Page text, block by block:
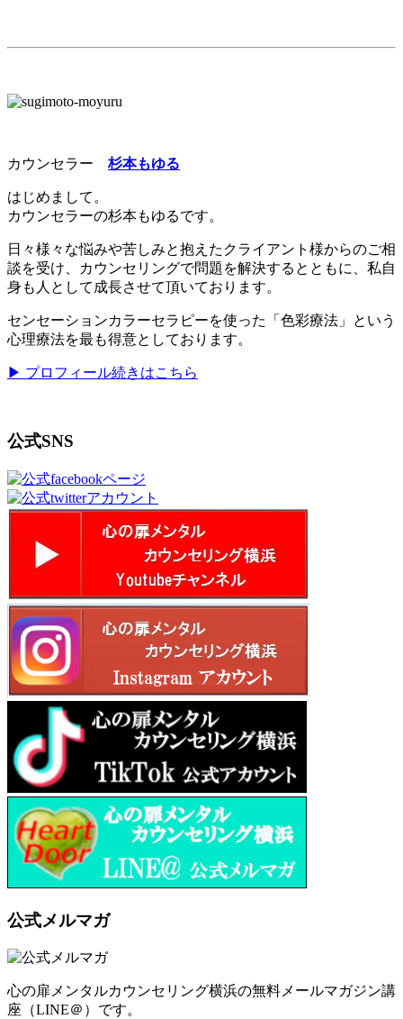
カウンセラー 杉本もゆる
はじめまして。
カウンセラーの杉本もゆるです。
日々様々な悩みや苦しみと抱えたクライアント様からのご相
談を受け、カウンセリングで問題を解決するとともに、私自
身も人として成長させて頂いております。
センセーションカラーセラピーを使った「色彩療法」という
心理療法を最も得意としております。
▶ プロフィール続きはこちら
公式SNS
公式メルマガ
心の扉メンタルカウンセリング横浜の無料メールマガジン講
座（LINE＠）です。